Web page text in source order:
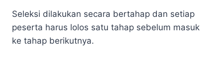
Seleksi dilakukan secara bertahap dan setiap
peserta harus lolos satu tahap sebelum masuk
ke tahap berikutnya.